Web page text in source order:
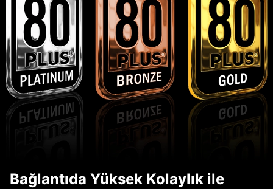
Bağlantıda Yüksek Kolaylık ile